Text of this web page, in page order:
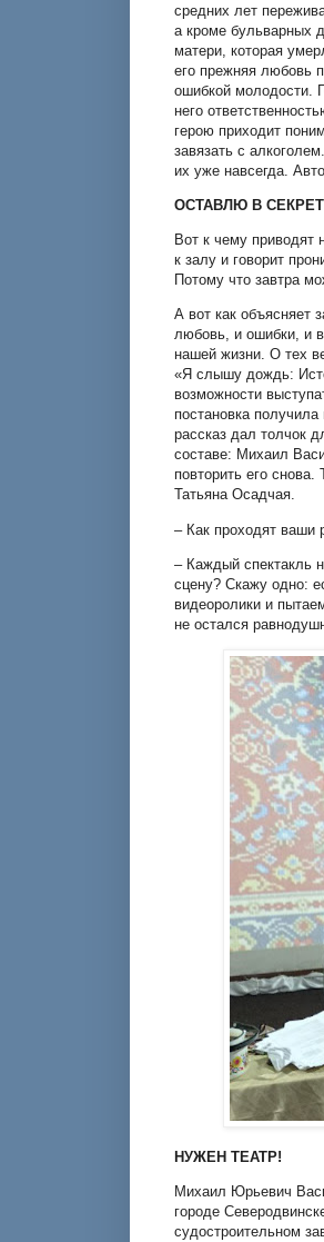
средних лет
а кроме бульварных
матери, которая
его прежняя любовь
ошибкой молодости.
него
герою приходит
завязать с
их уже навсегда.
ОСТАВЛЮ В
Вот к чему приводят
к залу и говорит
Потому что завтра
А вот как объясняет
любовь, и ошибки, и
нашей жизни. О тех
«Я слышу дождь:
возможности
постановка
рассказ дал толчок
составе: Михаил
повторить его
Татьяна Осадчая.
– Как проходят ваши
– Каждый спектакль
сцену? Скажу одно:
видеоролики и
не остался
НУЖЕН ТЕАТР!
Михаил Юрьевич
городе
судостроительном